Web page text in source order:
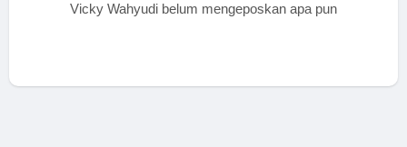
Vicky Wahyudi belum mengeposkan apa pun